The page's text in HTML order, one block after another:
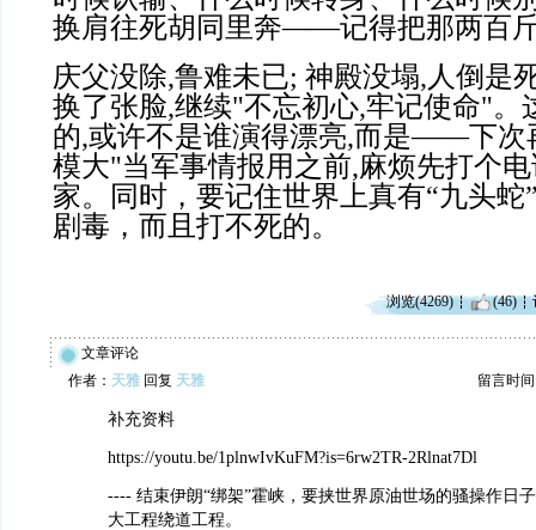
换肩往死胡同里奔——记得把那两百
庆父没除,鲁难未已; 神殿没塌, 人倒是
换了张脸,继续"不忘初心,牢记使命"。
的,或许不是谁演得漂亮,而是——下次
模大"当军事情报用之前,麻烦先打个
家。同时，要记住世界上真有“九头蛇
剧毒，而且打不死的。
浏览(4269) (46)
文章评论
作者： 天雅 回复 天雅 留言时间
补充资料
https://youtu.be/1plnwIvKuFM?is=6rw2TR-2Rlnat7Dl
---- 结束伊朗“绑架”霍峡，要挟世界原油世场的骚操作日
大工程绕道工程。